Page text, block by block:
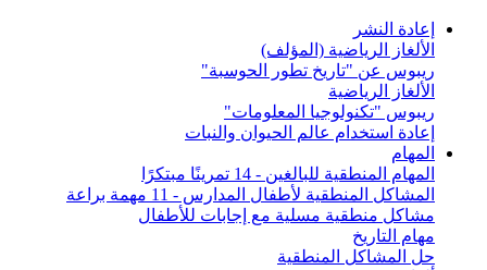
إعادة النشر
الألغاز الرياضية (المؤلف)
ريبوس عن "تاريخ تطور الحوسبة"
الألغاز الرياضية
ريبوس "تكنولوجيا المعلومات"
إعادة استخدام عالم الحيوان والنبات
المهام
المهام المنطقية للبالغين - 14 تمرينًا مبتكرًا
المشاكل المنطقية لأطفال المدارس - 11 مهمة براعة
مشاكل منطقية مسلية مع إجابات للأطفال
مهام التاريخ
حل المشاكل المنطقية